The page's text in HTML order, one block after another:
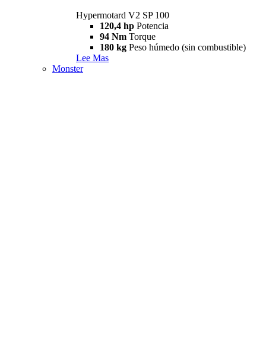
Hypermotard V2 SP 100
120,4 hp Potencia
94 Nm Torque
180 kg Peso húmedo (sin combustible)
Lee Mas
Monster